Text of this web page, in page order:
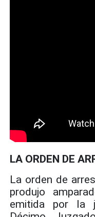
LA ORDEN DE
La orden de
produjo
emitida por la